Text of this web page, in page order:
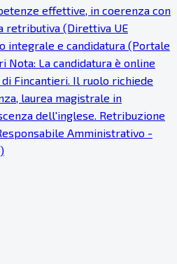
effettive, in coerenza con
retributiva (Direttiva UE
integrale e candidatura (Portale
Nota: La candidatura è online
Fincantieri. Il ruolo richiede
laurea magistrale in
dell'inglese. Retribuzione
Amministrativo -